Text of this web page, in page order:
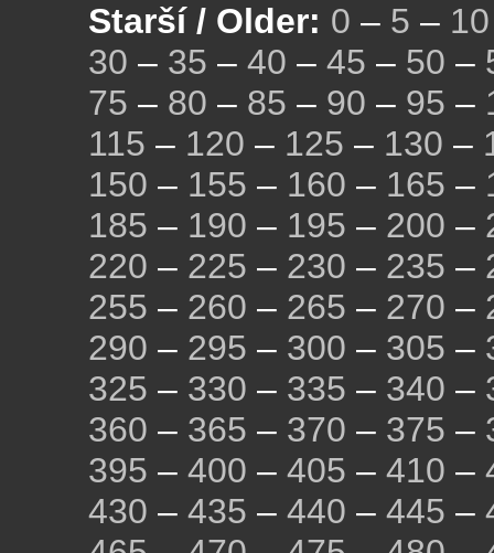
Starší / Older: 0 – 5 – 10
30 – 35 – 40 – 45 – 50 –
75 – 80 – 85 – 90 – 95 –
115 – 120 – 125 – 130 –
150 – 155 – 160 – 165 –
185 – 190 – 195 – 200 –
220 – 225 – 230 – 235 –
255 – 260 – 265 – 270 –
290 – 295 – 300 – 305 –
325 – 330 – 335 – 340 –
360 – 365 – 370 – 375 –
395 – 400 – 405 – 410 –
430 – 435 – 440 – 445 –